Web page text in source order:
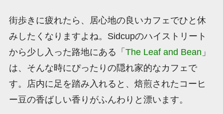
街歩きに疲れたら、居心地の良いカフェでひと休
みしたくなりますよね。Sidcupのハイストリート
から少し入った路地にある「 The Leaf and Bean 」
は、そんな時にぴったりの隠れ家的なカフェで
す。店内に足を踏み入れると、焙煎されたコーヒ
ー豆の香ばしい香りがふんわりと漂います。